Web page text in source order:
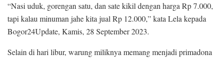
“Nasi uduk, gorengan satu, dan sate kikil dengan harga Rp 7.000,
tapi kalau minuman jahe kita jual Rp 12.000,” kata Lela kepada
Bogor24Update, Kamis, 28 September 2023.
Selain di hari libur, warung miliknya memang menjadi primadona